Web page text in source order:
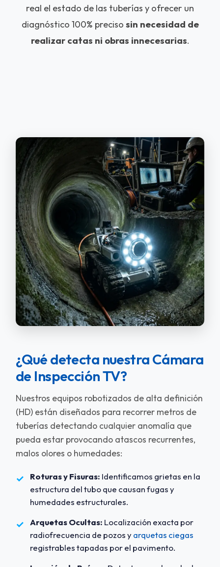
real el estado de las tuberías y ofrecer un
diagnóstico 100% preciso sin necesidad de
realizar catas ni obras innecesarias.
¿Qué detecta nuestra Cámara
de Inspección TV?
Nuestros equipos robotizados de alta definición
(HD) están diseñados para recorrer metros de
tuberías detectando cualquier anomalía que
pueda estar provocando atascos recurrentes,
malos olores o humedades:
✓ Roturas y Fisuras: Identificamos grietas en la
estructura del tubo que causan fugas y
humedades estructurales.
✓ Arquetas Ocultas: Localización exacta por
radiofrecuencia de pozos yarquetas ciegas
registrables tapadas por el pavimento.